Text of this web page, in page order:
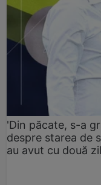
'Din păcate, s-a
despre starea de
au avut cu două